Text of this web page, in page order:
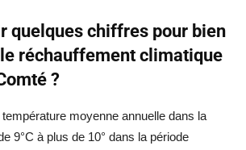
quelques chiffres pour bien
réchauffement climatique
?
moyenne annuelle dans la
9°C à plus de 10° dans la période